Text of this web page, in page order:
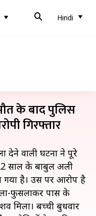
Hindi
के बाद पुलिस
गिरफ्तार
देने वाली घटना ने पूरे
साल के बाबुल अली
गया है। उस पर आरोप है
फुसलाकर पास के
मिला। बच्ची बुधवार